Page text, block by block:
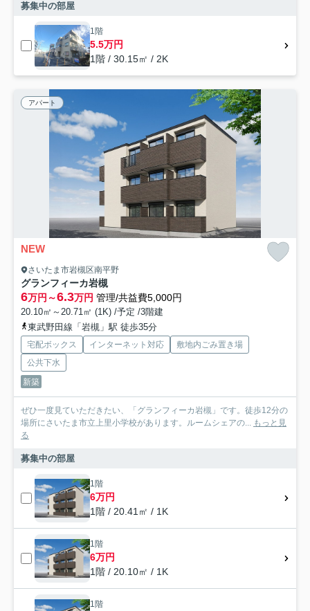
募集中の部屋
1階
5.5万円
1階 / 30.15㎡ / 2K
アパート
NEW
さいたま市岩槻区南平野
グランフィーカ岩槻
6万円～6.3万円 管理/共益費5,000円
20.10㎡～20.71㎡ (1K) /予定 /3階建
東武野田線「岩槻」駅 徒歩35分
宅配ボックス インターネット対応
敷地内ごみ置き場
公共下水
新築
ぜひ一度見ていただきたい、「グランフィーカ岩槻」です。徒歩12分の
場所にさいたま市立上里小学校があります。ルームシェアの... もっと見
る
募集中の部屋
1階
6万円
1階 / 20.41㎡ / 1K
1階
6万円
1階 / 20.10㎡ / 1K
1階